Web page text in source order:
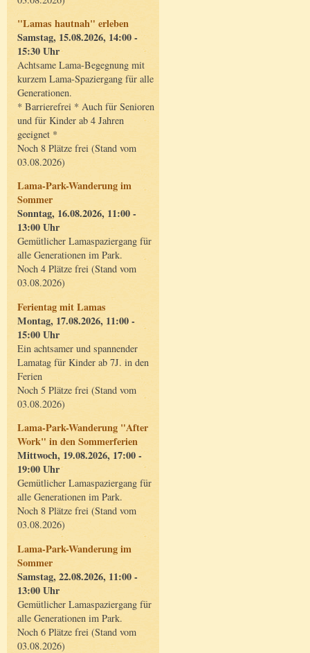
"Lamas hautnah" erleben
Samstag, 15.08.2026, 14:00 -
15:30 Uhr
Achtsame Lama-Begegnung mit
kurzem Lama-Spaziergang für alle
Generationen.
* Barrierefrei * Auch für Senioren
und für Kinder ab 4 Jahren
geeignet *
Noch 8 Plätze frei (Stand vom
03.08.2026)
Lama-Park-Wanderung im
Sommer
Sonntag, 16.08.2026, 11:00 -
13:00 Uhr
Gemütlicher Lamaspaziergang für
alle Generationen im Park.
Noch 4 Plätze frei (Stand vom
03.08.2026)
Ferientag mit Lamas
Montag, 17.08.2026, 11:00 -
15:00 Uhr
Ein achtsamer und spannender
Lamatag für Kinder ab 7J. in den
Ferien
Noch 5 Plätze frei (Stand vom
03.08.2026)
Lama-Park-Wanderung "After
Work" in den Sommerferien
Mittwoch, 19.08.2026, 17:00 -
19:00 Uhr
Gemütlicher Lamaspaziergang für
alle Generationen im Park.
Noch 8 Plätze frei (Stand vom
03.08.2026)
Lama-Park-Wanderung im
Sommer
Samstag, 22.08.2026, 11:00 -
13:00 Uhr
Gemütlicher Lamaspaziergang für
alle Generationen im Park.
Noch 6 Plätze frei (Stand vom
03.08.2026)